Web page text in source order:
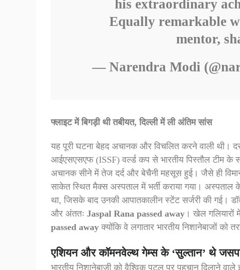
his extraordinary
Equally remarkable
mentor,
— Narendra Modi
फ्लाइट में बिगड़ी थी तबीयत, दिल्ली में ली अंतिम सांस
यह पूरी घटना बेहद अचानक और विचलित करने वाली थी।
आईएसएसएफ (ISSF) वर्ल्ड कप से भारतीय पिस्तौल टीम के
अचानक सीने में तेज दर्द और बेचैनी महसूस हुई। जैसे ही
साकेत स्थित मैक्स अस्पताल में भर्ती कराया गया। अस्पताल
था, जिसके बाद उनकी आपातकालीन स्टेंट सर्जरी की गई।
और अंततः Jaspal Rana passed away । खेल गलियारों
passed away क्योंकि वे लगातार भारतीय निशानेबाजों को
एशियन और कॉमनवेल्थ गेम्स के ‘सुल्तान’ थे
भारतीय निशानेबाजी को वैश्विक पटल पर पहचान दिलाने